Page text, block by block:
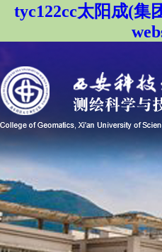
tyc122cc太阳成(集